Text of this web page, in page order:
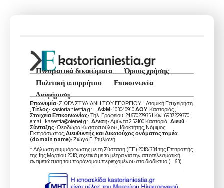
Πνευματικά δικαιώματα
Όρους χρήσης
Πολιτική απορρήτου
Επικοινωνία
Διαφήμιση
Επωνυμία:ΖΙΩΓΑ ΣΤΥΛΙΑΝΗ ΤΟΥ ΓΕΩΡΓΙΟΥ – Ατομική Επιχείρηση
Τίτλος: kastorianiestia.gr , ΑΦΜ:103040910ΔΟΥ: Καστοριάς ,
Στοιχεία Επικοινωνίας:Τηλ. Γραφείου: 2467027935 | Κιν. 6937229370 |
email: kasestia@otenet.gr , Δ/νση:Αμύντα 2 52100 Καστοριά . Διευθ.
Σύνταξης:Θεοδώρα Κωτσοπούλου , Ιδιοκτήτης, Νόμιμος
Εκπρόσωπος, Διευθυντής και Δικαιούχος ονόματος τομέα
(domain name):Ζιώγα Γ. Στυλιανή
* Δήλωση συμμόρφωσης με τη Σύσταση (ΕΕ) 2018/334 της Επιτροπής
της 1ης Μαρτίου 2018, σχετικά με τα μέτρα για την αποτελεσματική
αντιμετώπιση του παράνομου περιεχομένου στο διαδίκτυο (L 63)